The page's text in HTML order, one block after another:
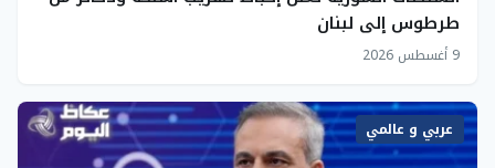
طرطوس إلى لبنان
9 أغسطس 2026
عربي و عالمي